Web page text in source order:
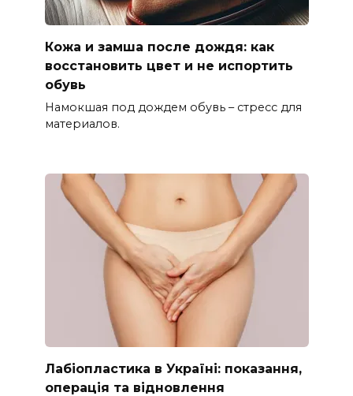
Кожа и замша после дождя: как
восстановить цвет и не испортить
обувь
Намокшая под дождем обувь – стресс для
материалов.
Лабіопластика в Україні: показання,
операція та відновлення